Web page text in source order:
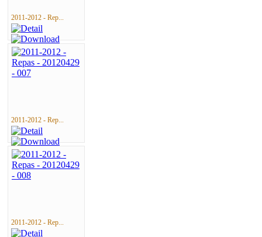
2011-2012 - Rep...
2011-2012 - Rep...
2011-2012 - Rep...